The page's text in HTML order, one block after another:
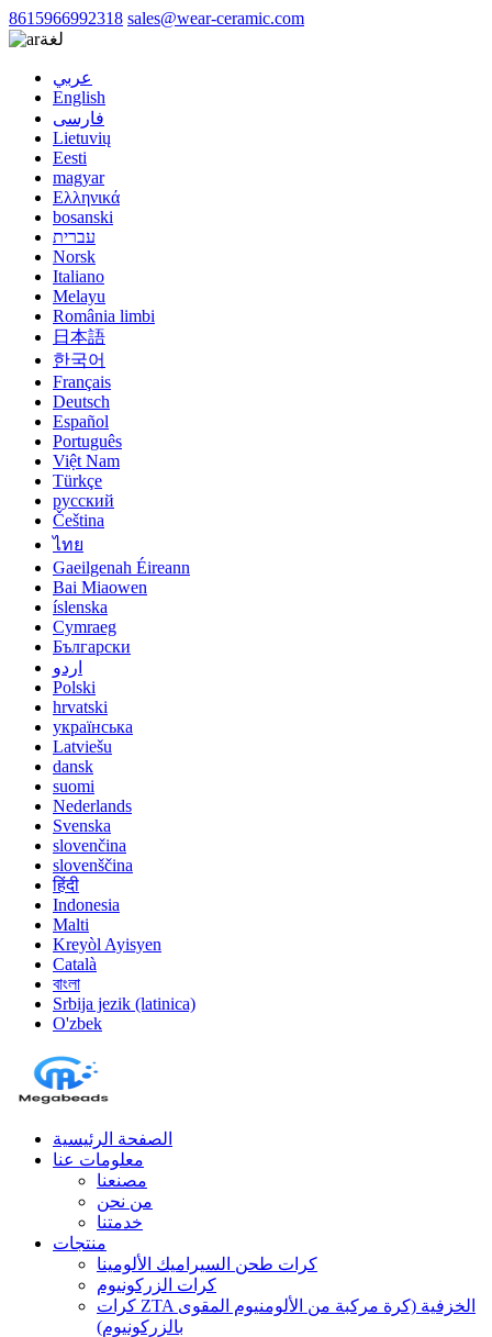
8615966992318 sales@wear-ceramic.com
لغة
عربي
English
فارسی
Lietuvių
Eesti
magyar
Ελληνικά
bosanski
עברית
Norsk
Italiano
Melayu
România limbi
日本語
한국어
Français
Deutsch
Español
Português
Việt Nam
Türkçe
русский
Čeština
ไทย
Gaeilgenah Éireann
Bai Miaowen
íslenska
Cymraeg
Български
اردو
Polski
hrvatski
українська
Latviešu
dansk
suomi
Nederlands
Svenska
slovenčina
slovenščina
हिंदी
Indonesia
Malti
Kreyòl Ayisyen
Català
বাংলা
Srbija jezik (latinica)
O'zbek
الصفحة الرئيسية
معلومات عنا
مصنعنا
من نحن
خدمتنا
منتجات
كرات طحن السيراميك الألومينا
كرات الزركونيوم
كرات ZTA الخزفية (كرة مركبة من الألومنيوم المقوى
بالزركونيوم)